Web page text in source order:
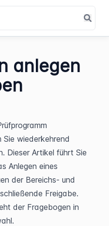
anlegen
Sie wiederkehrend
Dieser Artikel führt Sie
Anlegen eines
der Bereichs- und
Freigabe.
der Fragebogen in